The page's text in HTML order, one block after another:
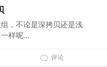
，不论是深拷贝还是浅
样呢...
评论